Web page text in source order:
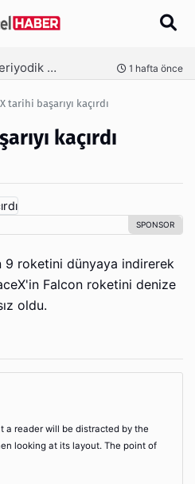
3 hafta
tarihi başarıyı kaçırdı
kaçırdı
9 roketini dünyaya indirerek
Falcon roketini denize
oldu.
a reader will be distracted by the
looking at its layout. The point of